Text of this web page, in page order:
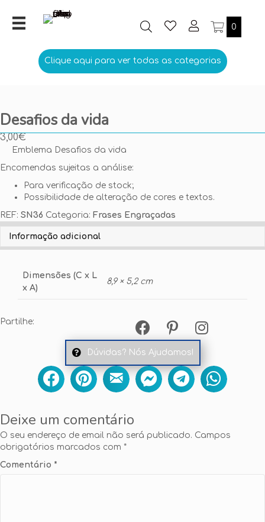
0
Clique aqui para ver todas as categorias
Desafios da vida
3,00€
Emblema Desafios da vida
Encomendas sujeitas a análise:
Para verificação de stock;
Possibilidade de alteração de cores e textos.
REF: SN36 Categoria: Frases Engraçadas
Personalize aqui o seu Emblema
Informação adicional
Dimensões (C x L
x A)
8,9 × 5,2 cm
Partilhe:
Dúvidas? Nós Ajudamos!
Deixe um comentário
O seu endereço de email não será publicado. Campos
obrigatórios marcados com *
Comentário *